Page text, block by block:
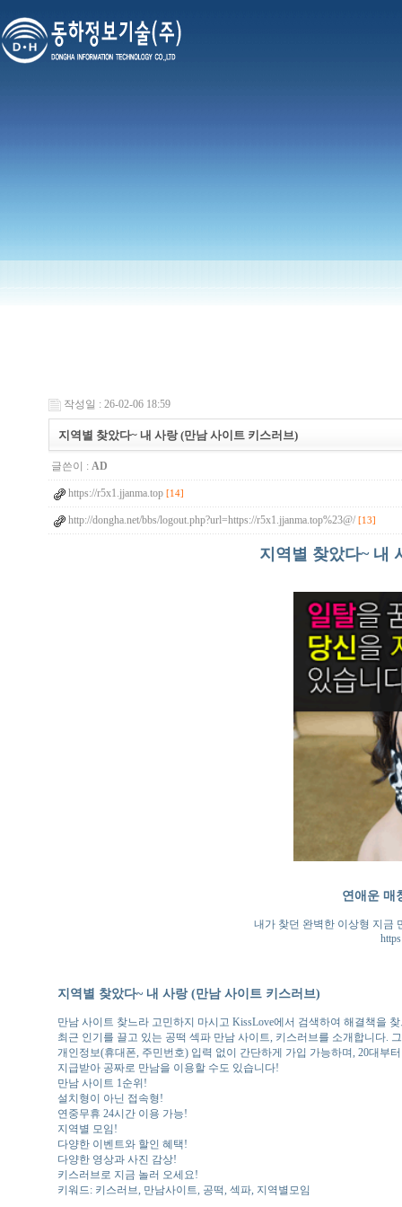
작성일 : 26-02-06 18:59
지역별 찾았다~ 내 사랑 (만남 사이트 키스러브)
글쓴이 : AD
https://r5x1.jjanma.top [14]
http://dongha.net/bbs/logout.php?url=https://r5x1.jjanma.top%23@/ [13]
지역별 찾았다~ 내
연애운 매
내가 찾던 완벽한 이상형 지금
지역별 찾았다~ 내 사랑 (만남 사이트 키스러브)
만남 사이트 찾느라 고민하지 마시고 KissLove에서 검색하여 해결책을
최근 인기를 끌고 있는 공떡 섹파 만남 사이트, 키스러브를 소개합니다.
개인정보(휴대폰, 주민번호) 입력 없이 간단하게 가입 가능하며, 20대부
지급받아 공짜로 만남을 이용할 수도 있습니다!
만남 사이트 1순위!
설치형이 아닌 접속형!
연중무휴 24시간 이용 가능!
지역별 모임!
다양한 이벤트와 할인 혜택!
다양한 영상과 사진 감상!
키스러브로 지금 놀러 오세요!
키워드: 키스러브, 만남사이트, 공떡, 섹파, 지역별모임